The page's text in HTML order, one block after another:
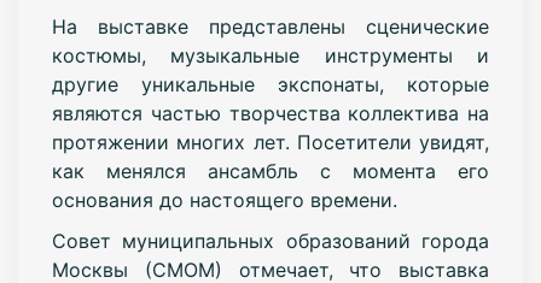
На выставке представлены сценические
костюмы, музыкальные инструменты и
другие уникальные экспонаты, которые
являются частью творчества коллектива на
протяжении многих лет. Посетители увидят,
как менялся ансамбль с момента его
основания до настоящего времени.
Совет муниципальных образований города
Москвы (СМОМ) отмечает, что выставка